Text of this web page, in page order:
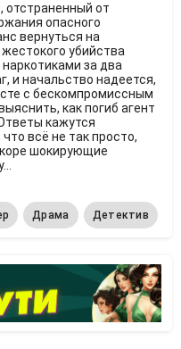
отстраненный от
опасного
вернуться на
убийства
за два
и начальство надеется,
с бескомпромиссным
как погиб агент
кажутся
всё не так просто,
шокирующие
Драма Детектив